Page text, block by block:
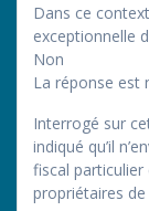
Dans ce
exceptionnelle
Non
La réponse est
Interrogé sur
indiqué qu’il
fiscal particulier
propriétaires